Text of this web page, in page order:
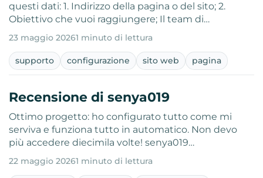
questi dati: 1. Indirizzo della pagina o del sito; 2.
Obiettivo che vuoi raggiungere; Il team di…
23 maggio 20261 minuto di lettura
supporto configurazione sito web pagina
Recensione di senya019
Ottimo progetto: ho configurato tutto come mi
serviva e funziona tutto in automatico. Non devo
più accedere diecimila volte! senya019…
22 maggio 20261 minuto di lettura